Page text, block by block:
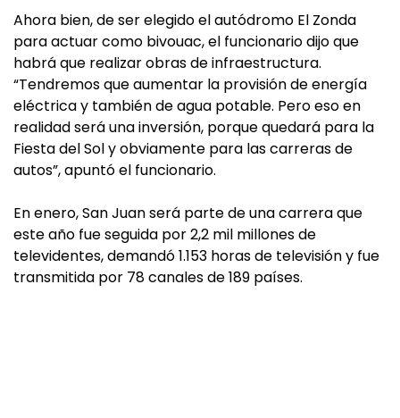
Ahora bien, de ser elegido el autódromo El Zonda
para actuar como bivouac, el funcionario dijo que
habrá que realizar obras de infraestructura.
“Tendremos que aumentar la provisión de energía
eléctrica y también de agua potable. Pero eso en
realidad será una inversión, porque quedará para la
Fiesta del Sol y obviamente para las carreras de
autos”, apuntó el funcionario.
En enero, San Juan será parte de una carrera que
este año fue seguida por 2,2 mil millones de
televidentes, demandó 1.153 horas de televisión y fue
transmitida por 78 canales de 189 países.